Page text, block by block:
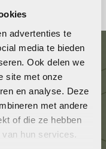
advertenties te
media te bieden
Ook delen we
site met onze
en analyse. Deze
met andere
of die ze hebben
hun services.
op via de